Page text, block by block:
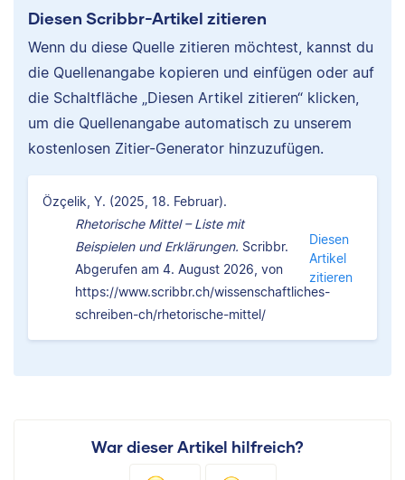
Diesen Scribbr-Artikel zitieren
Wenn du diese Quelle zitieren möchtest, kannst du
die Quellenangabe kopieren und einfügen oder auf
die Schaltfläche „Diesen Artikel zitieren“ klicken,
um die Quellenangabe automatisch zu unserem
kostenlosen Zitier-Generator hinzuzufügen.
Özçelik, Y. (2025, 18. Februar).
Rhetorische Mittel – Liste mit
Beispielen und Erklärungen. Scribbr.
Abgerufen am 4. August 2026, von
https://www.scribbr.ch/wissenschaftliches-
schreiben-ch/rhetorische-mittel/
Diesen
Artikel
zitieren
War dieser Artikel hilfreich?